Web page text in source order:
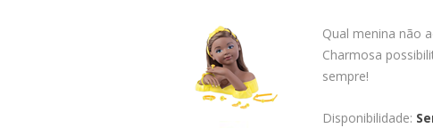
Qual menina não
Charmosa
sempre!
Disponibilidade: